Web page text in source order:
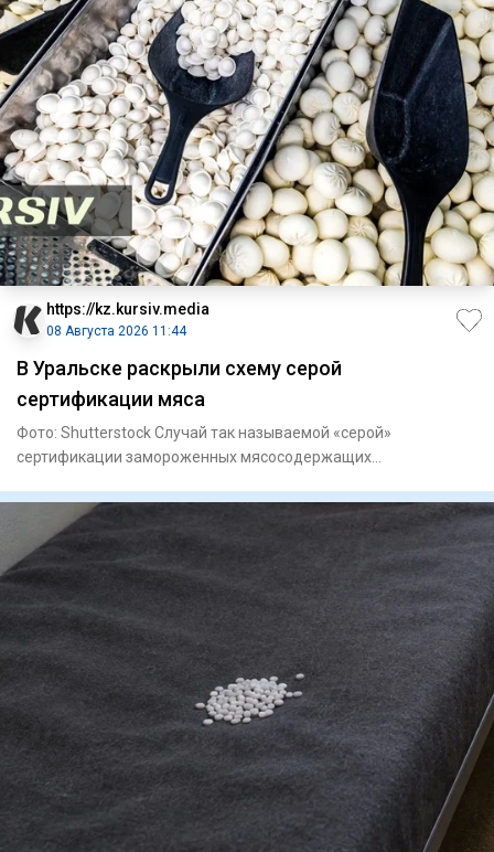
https://kz.kursiv.media
08 Августа 2026 11:44
В Уральске раскрыли схему серой
сертификации мяса
Фото: Shutterstock Случай так называемой «серой»
сертификации замороженных мясосодержащих